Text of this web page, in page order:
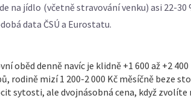
na jídlo (včetně stravování venku) asi 22-
data ČSÚ a Eurostatu.
denně navíc je klidně +1 600 až +2 400
rodině mizí 1 200-2 000 Kč měsíčně beze
sytosti, ale dvojnásobná cena, když